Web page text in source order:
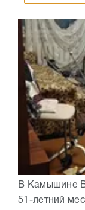
В Камышине
51-летний